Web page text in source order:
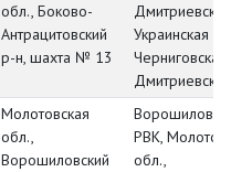
обл., Боково-
Антрацитовский
р-н, шахта № 13
Дмитриевский
Украинская ССР,
Черниговская
Дмитриевский
Молотовская
обл.,
Ворошиловский
Ворошиловский
РВК,
обл.,